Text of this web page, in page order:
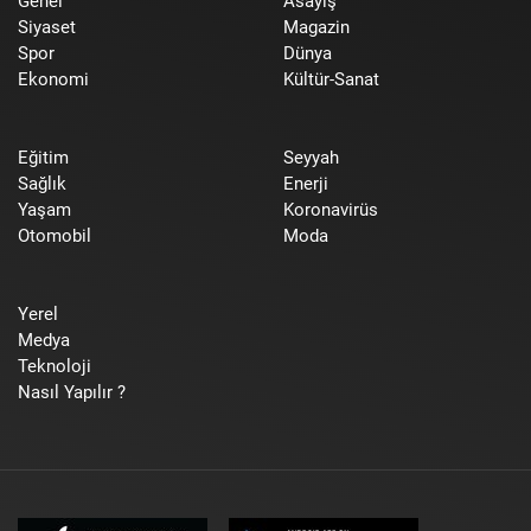
Siyaset
Spor
Ekonomi
Magazin
Dünya
Kültür-Sanat
Eğitim
Sağlık
Yaşam
Otomobil
Seyyah
Enerji
Koronavirüs
Moda
Yerel
Medya
Teknoloji
Nasıl Yapılır ?